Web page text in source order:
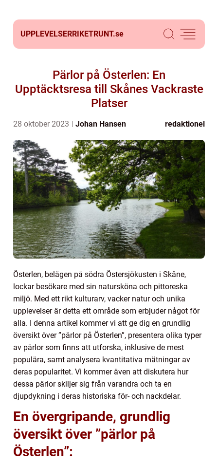
UPPLEVELSERRIKETRUNT.se
Pärlor på Österlen: En
Upptäcktsresa till Skånes Vackraste
Platser
28 oktober 2023 Johan Hansen redaktionel
Österlen, belägen på södra Östersjökusten i Skåne,
lockar besökare med sin natursköna och pittoreska
miljö. Med ett rikt kulturarv, vacker natur och unika
upplevelser är detta ett område som erbjuder något för
alla. I denna artikel kommer vi att ge dig en grundlig
översikt över ”pärlor på Österlen”, presentera olika typer
av pärlor som finns att utforska, inklusive de mest
populära, samt analysera kvantitativa mätningar av
deras popularitet. Vi kommer även att diskutera hur
dessa pärlor skiljer sig från varandra och ta en
djupdykning i deras historiska för- och nackdelar.
En övergripande, grundlig
översikt över ”pärlor på
Österlen”: